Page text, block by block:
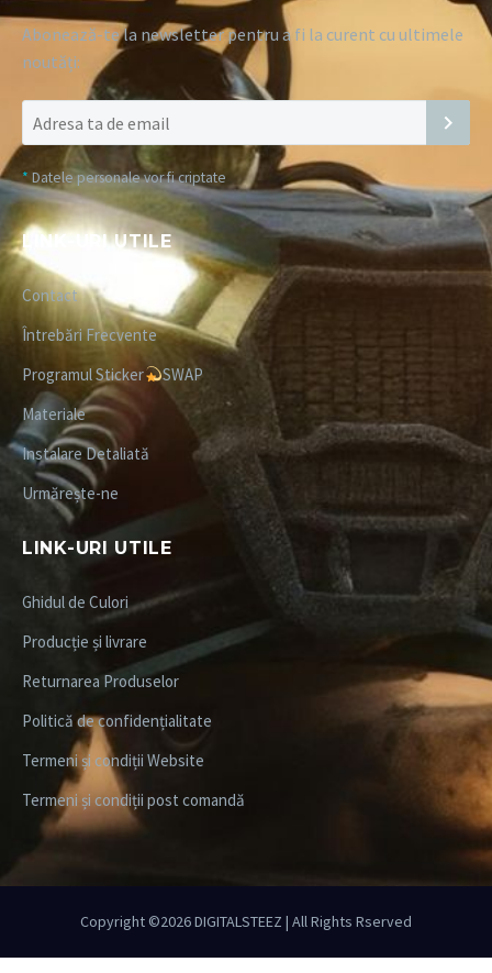
Abonează-te la newsletter pentru a fi la curent cu ultimele
noutăți:
* Datele personale vor fi criptate
LINK-URI UTILE
Contact
Întrebări Frecvente
Programul Sticker
SWAP
Materiale
Instalare Detaliată
Urmărește-ne
LINK-URI UTILE
Ghidul de Culori
Producție și livrare
Returnarea Produselor
Politică de confidențialitate
Termeni și condiții Website
Termeni și condiții post comandă
Copyright ©2026DIGITALSTEEZ | All Rights Rserved